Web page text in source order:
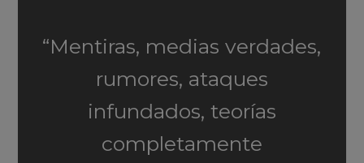
“Mentiras, medias verdades,
rumores, ataques
infundados, teorías
completamente